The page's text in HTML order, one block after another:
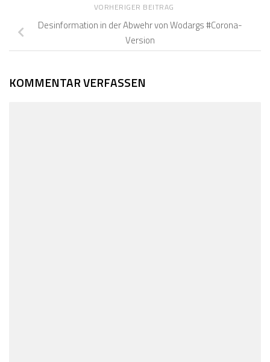
VORHERIGER BEITRAG
Desinformation in der Abwehr von Wodargs #Corona-
Version
KOMMENTAR VERFASSEN